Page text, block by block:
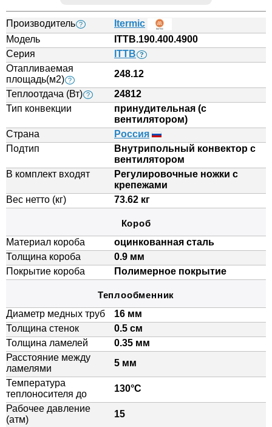
Производитель ?
Itermic
Модель
ITTB.190.400.4900
Серия
ITTB ?
Отапливаемая
площадь(м2) ?
248.12
Теплоотдача (Вт) ?
24812
Тип конвекции
принудительная (с
вентилятором)
Страна
Россия
Подтип
Внутрипольный конвектор с
вентилятором
В комплект входят
Регулировочные ножки с
крепежами
Вес нетто (кг)
73.62 кг
Короб
Материал короба
оцинкованная сталь
Толщина короба
0.9 мм
Покрытие короба
Полимерное покрытие
Теплообменник
Диаметр медных труб
16 мм
Толщина стенок
0.5 см
Толщина ламелей
0.35 мм
Расстояние между
ламелями
5 мм
Температура
теплоносителя до
130°C
Рабочее давление
(атм)
15